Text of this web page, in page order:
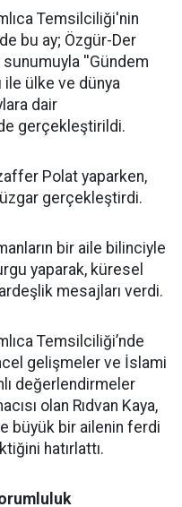
Temsilciliği'nin
bu ay; Özgür-Der
sunumuyla ''Gündem
ile ülke ve dünya
dair
gerçekleştirildi.
Polat yaparken,
gerçekleştirdi.
bir aile bilinciyle
yaparak, küresel
mesajları verdi.
Temsilciliği’nde
gelişmeler ve İslami
değerlendirmeler
olan Rıdvan Kaya,
büyük bir ailenin ferdi
hatırlattı.